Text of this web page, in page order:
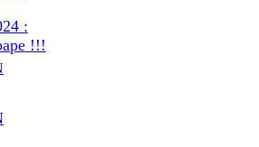
:
!!!